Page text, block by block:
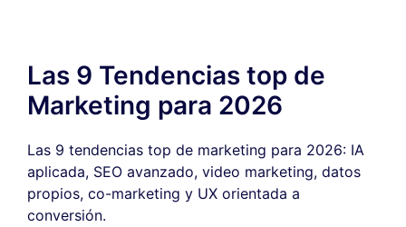
Las 9 Tendencias top de
Marketing para 2026
Las 9 tendencias top de marketing para 2026: IA
aplicada, SEO avanzado, video marketing, datos
propios, co-marketing y UX orientada a
conversión.